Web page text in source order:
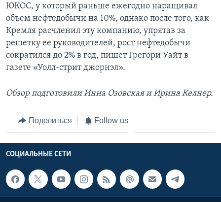
ЮКОС, у который раньше ежегодно наращивал
объем нефтедобычи на 10%, однако после того, как
Кремля расчленил эту компанию, упрятав за
решетку ее руководителей, рост нефтедобычи
сократился до 2% в год, пишет Грегори Уайт в
газете «Уолл-стрит джорнэл».
Обзор подготовили Инна Озовская и Ирина Келнер.
Поделиться Follow us
СОЦИАЛЬНЫЕ СЕТИ